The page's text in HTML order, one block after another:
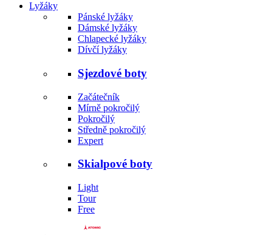
Lyžáky
Pánské lyžáky
Dámské lyžáky
Chlapecké lyžáky
Dívčí lyžáky
Sjezdové boty
Začátečník
Mírně pokročilý
Pokročilý
Středně pokročilý
Expert
Skialpové boty
Light
Tour
Free